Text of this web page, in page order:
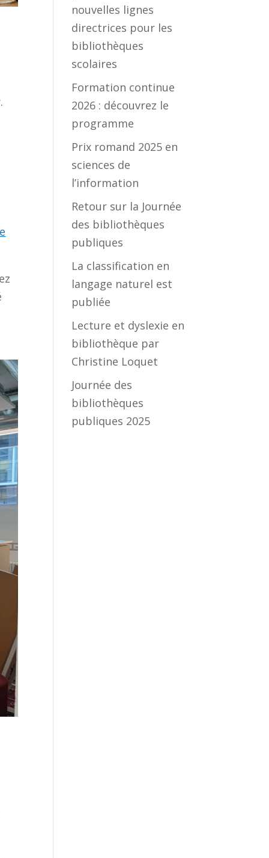
nouvelles lignes
directrices pour les
bibliothèques
scolaires
Formation continue
2026 : découvrez le
programme
Prix romand 2025 en
sciences de
l’information
Retour sur la Journée
des bibliothèques
publiques
La classification en
langage naturel est
publiée
Lecture et dyslexie en
bibliothèque par
Christine Loquet
Journée des
bibliothèques
publiques 2025